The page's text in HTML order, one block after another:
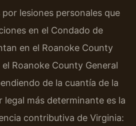
lesiones personales que
en el Condado de
en el Roanoke County
Roanoke County General
de la cuantía de la
legal más determinante es la
contributiva de Virginia: